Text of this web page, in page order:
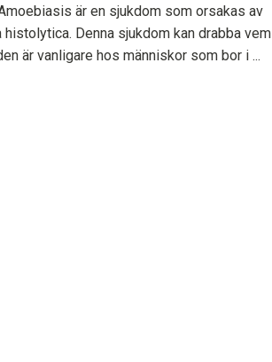
är en sjukdom som orsakas av
Denna sjukdom kan drabba vem
är vanligare hos människor som bor i ...